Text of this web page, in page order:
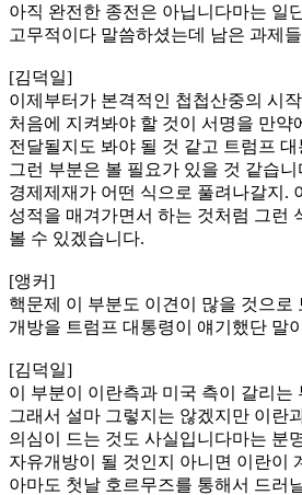
아직 완전한 종전은 아닙니다마는 일
고무적이다 말씀하셨는데 남은 과제
[김덕일]
이제부터가 본격적인 첩첩산중의 시
처음에 지켜봐야 할 것이 서명을 만
전달될지도 봐야 될 것 같고 트럼프
그런 부분은 볼 필요가 있을 것 같습
경제제재가 어떤 식으로 풀려나갈지.
성적을 매겨가면서 하는 것처럼 그런
볼 수 있겠습니다.
[앵커]
핵문제 이 부분도 이견이 많을 것으
개방을 트럼프 대통령이 얘기했단 말
[김덕일]
이 부분이 이란측과 미국 측이 갈리
그래서 설마 그렇지는 않겠지만 이란
의심이 드는 것도 사실입니다마는 분
자유개방이 될 것인지 아니면 이란이
아마도 첫날 호르무즈를 통해서 드러